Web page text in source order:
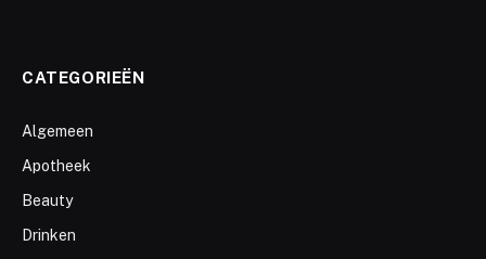
CATEGORIEËN
Algemeen
Apotheek
Beauty
Drinken